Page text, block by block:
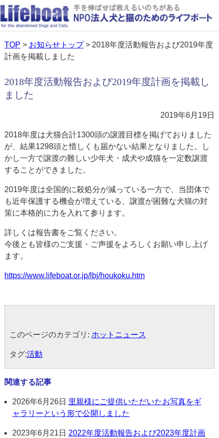
TOP > お知らせトップ> 2018年度活動報告および2019年度
計画を掲載しました
2018年度活動報告および2019年度計画を掲載し
ました
2019年6月19日
2018年度は犬猫合計1300頭の譲渡目標を掲げておりました
が、結果1298頭と惜しくも届かない結果となりました。し
かし一方で譲渡の難しい少年犬・成犬や成猫を一定数譲渡
することができました。
2019年度は全国的に殺処分が減っている一方で、当団体で
も近年保護する機会が増えている、譲渡が困難な犬猫の対
策に本格的に力を入れて参ります。
詳しくは報告書をご覧ください。
今後とも皆様のご支援・ご声援をよろしくお願い申し上げ
ます。
https://www.lifeboat.or.jp/lbj/houkoku.htm
このページのカテゴリ: ホットニュース
タグ:活動
関連する記事
2026年6月26日 里親様にご提供いただいたお写真をギ
ャラリーという形で公開しました
2023年6月21日 2022年度活動報告および2023年度計画